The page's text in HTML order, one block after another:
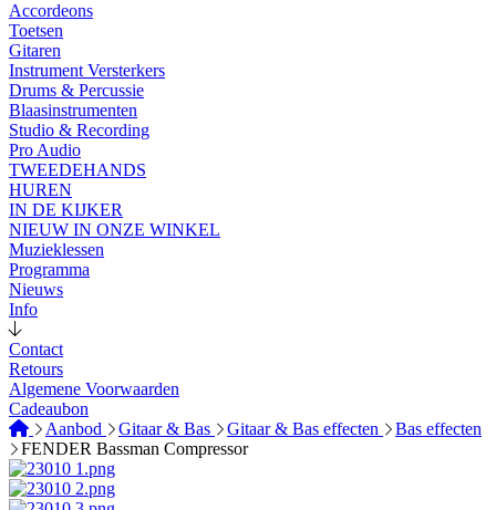
Accordeons
Toetsen
Gitaren
Instrument Versterkers
Drums & Percussie
Blaasinstrumenten
Studio & Recording
Pro Audio
TWEEDEHANDS
HUREN
IN DE KIJKER
NIEUW IN ONZE WINKEL
Muzieklessen
Programma
Nieuws
Info
Contact
Retours
Algemene Voorwaarden
Cadeaubon
Aanbod
Gitaar & Bas Gitaar & Bas effecten
Bas effecten
FENDER Bassman Compressor